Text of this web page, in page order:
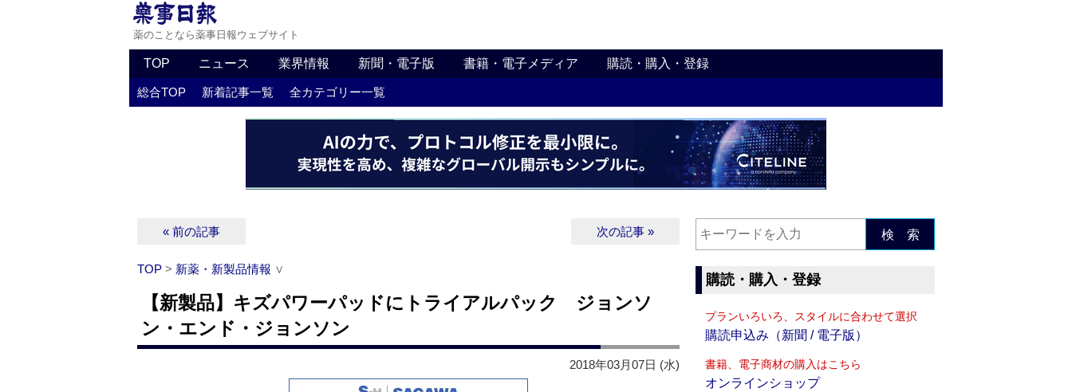
薬のことなら薬事日報ウェブサイト
TOP ニュース 業界情報 新聞・電子版 書籍・電子メディア 購読・購入・登録
総合TOP 新着記事一覧 全カテゴリー一覧
« 前の記事 次の記事 »
TOP > 新薬・新製品情報 ∨
【新製品】キズパワーパッドにトライアルパック ジョンソ
ン・エンド・ジョンソン
2018年03月07日 (水)
検 索
購読・購入・登録
プランいろいろ、スタイルに合わせて選択
購読申込み（新聞 / 電子版）
書籍、電子商材の購入はこちら
オンラインショップ